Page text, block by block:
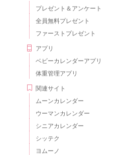
プレゼント＆アンケート
全員無料プレゼント
ファーストプレゼント
アプリ
ベビーカレンダーアプリ
体重管理アプリ
関連サイト
ムーンカレンダー
ウーマンカレンダー
シニアカレンダー
シッテク
ヨムーノ